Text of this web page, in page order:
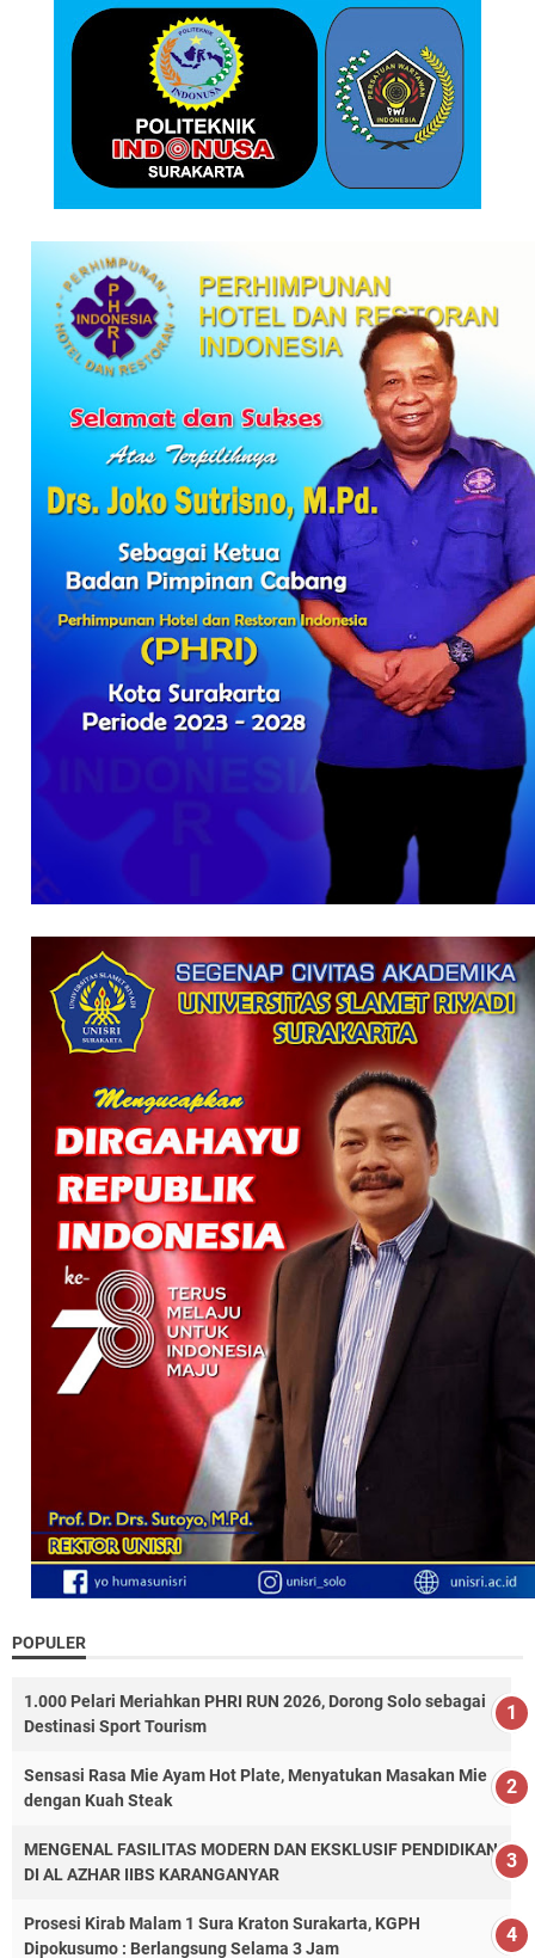
POPULER
1.000 Pelari Meriahkan PHRI RUN 2026, Dorong Solo sebagai
Destinasi Sport Tourism
Sensasi Rasa Mie Ayam Hot Plate, Menyatukan Masakan Mie
dengan Kuah Steak
MENGENAL FASILITAS MODERN DAN EKSKLUSIF PENDIDIKAN
DI AL AZHAR IIBS KARANGANYAR
Prosesi Kirab Malam 1 Sura Kraton Surakarta, KGPH
Dipokusumo : Berlangsung Selama 3 Jam